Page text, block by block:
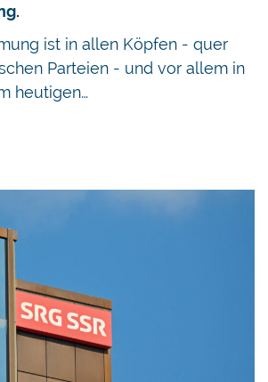
ist in allen Köpfen - quer
Parteien - und vor allem in
heutigen…